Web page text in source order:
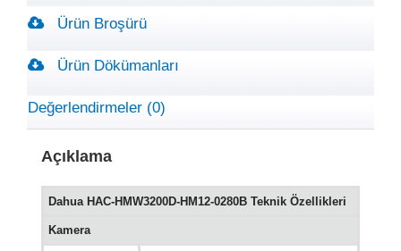
Ürün Broşürü
Ürün Dökümanları
Değerlendirmeler (0)
Açıklama
Dahua HAC-HMW3200D-HM12-0280B Teknik Özellikleri
Kamera